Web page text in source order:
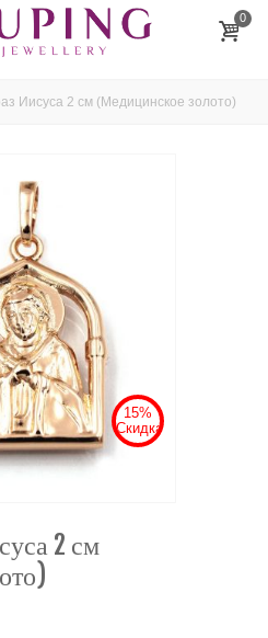
0
Иисуса 2 см (Медицинское золото)
15%
Скидка
2 см